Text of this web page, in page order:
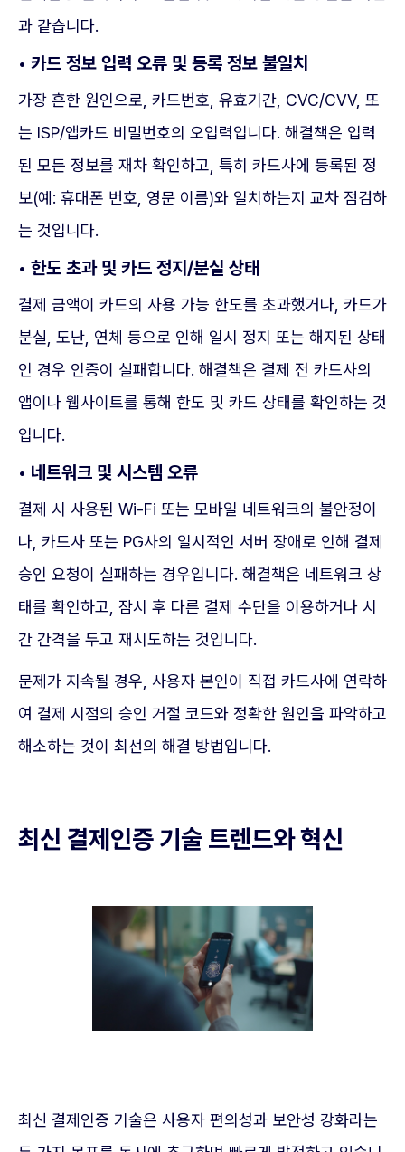
과 같습니다.
• 카드 정보 입력 오류 및 등록 정보 불일치
가장 흔한 원인으로, 카드번호, 유효기간, CVC/CVV, 또
는 ISP/앱카드 비밀번호의 오입력입니다. 해결책은 입력
된 모든 정보를 재차 확인하고, 특히 카드사에 등록된 정
보(예: 휴대폰 번호, 영문 이름)와 일치하는지 교차 점검하
는 것입니다.
• 한도 초과 및 카드 정지/분실 상태
결제 금액이 카드의 사용 가능 한도를 초과했거나, 카드가
분실, 도난, 연체 등으로 인해 일시 정지 또는 해지된 상태
인 경우 인증이 실패합니다. 해결책은 결제 전 카드사의
앱이나 웹사이트를 통해 한도 및 카드 상태를 확인하는 것
입니다.
• 네트워크 및 시스템 오류
결제 시 사용된 Wi-Fi 또는 모바일 네트워크의 불안정이
나, 카드사 또는 PG사의 일시적인 서버 장애로 인해 결제
승인 요청이 실패하는 경우입니다. 해결책은 네트워크 상
태를 확인하고, 잠시 후 다른 결제 수단을 이용하거나 시
간 간격을 두고 재시도하는 것입니다.
문제가 지속될 경우, 사용자 본인이 직접 카드사에 연락하
여 결제 시점의 승인 거절 코드와 정확한 원인을 파악하고
해소하는 것이 최선의 해결 방법입니다.
최신 결제인증 기술 트렌드와 혁신
최신 결제인증 기술은 사용자 편의성과 보안성 강화라는